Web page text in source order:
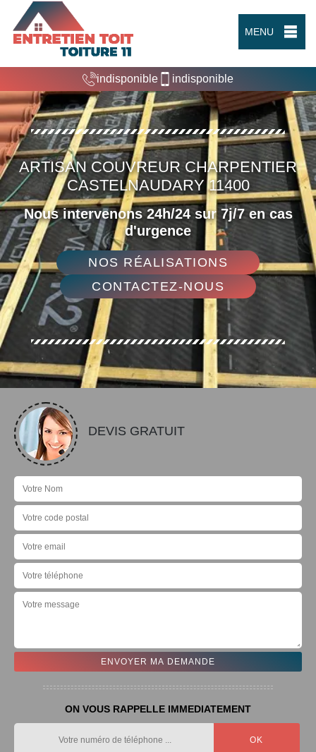
MENU
indisponible indisponible
ARTISAN COUVREUR CHARPENTIER
CASTELNAUDARY 11400
Nous intervenons 24h/24 sur 7j/7 en cas
d'urgence
NOS RÉALISATIONS
CONTACTEZ-NOUS
DEVIS GRATUIT
ON VOUS RAPPELLE IMMEDIATEMENT